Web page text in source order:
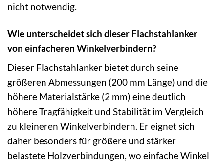
nicht notwendig.
Wie unterscheidet sich dieser Flachstahlanker
von einfacheren Winkelverbindern?
Dieser Flachstahlanker bietet durch seine
größeren Abmessungen (200 mm Länge) und die
höhere Materialstärke (2 mm) eine deutlich
höhere Tragfähigkeit und Stabilität im Vergleich
zu kleineren Winkelverbindern. Er eignet sich
daher besonders für größere und stärker
belastete Holzverbindungen, wo einfache Winkel